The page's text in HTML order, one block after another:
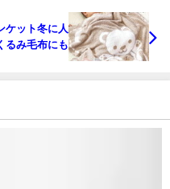
ケット冬に人
るみ毛布にも